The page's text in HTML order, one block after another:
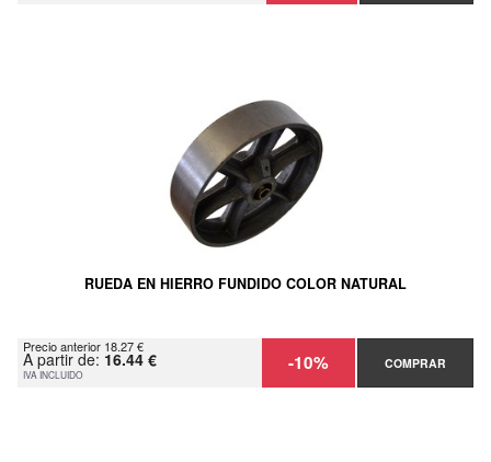
RUEDA EN HIERRO FUNDIDO COLOR NATURAL
Precio anterior 18.27 €
A partir de: 16.44 €
IVA INCLUIDO -10% COMPRAR